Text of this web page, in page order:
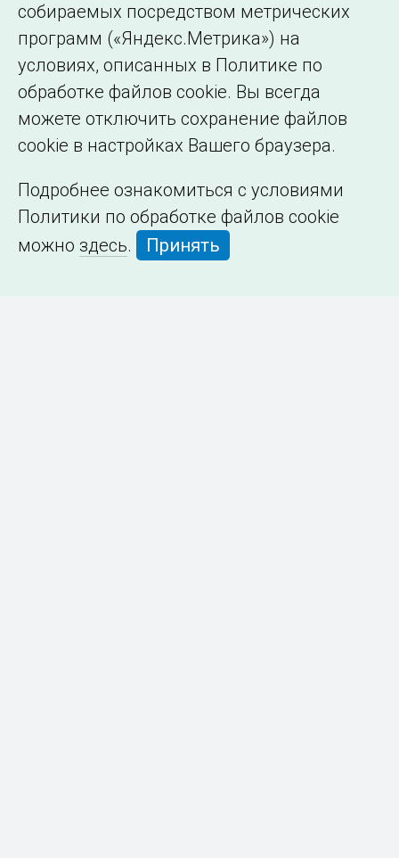
собираемых посредством метрических
программ («Яндекс.Метрика») на
условиях, описанных в Политике по
обработке файлов cookie. Вы всегда
можете отключить сохранение файлов
cookie в настройках Вашего браузера.
Подробнее ознакомиться с условиями
Политики по обработке файлов cookie
можно здесь. Принять